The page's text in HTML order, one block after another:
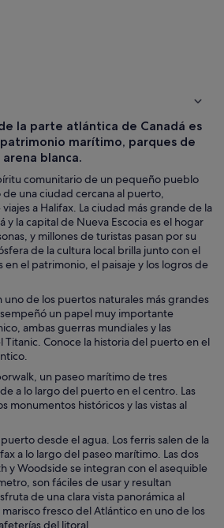
la parte atlántica de Canadá es
marítimo, parques de
blanca.
comunitario de un pequeño pueblo
una ciudad cercana al puerto,
a Halifax. La ciudad más grande de la
y la capital de Nueva Escocia es el hogar
y millones de turistas pasan por su
de la cultura local brilla junto con el
el patrimonio, el paisaje y los logros de
uno de los puertos naturales más grandes
un papel muy importante
ambas guerras mundiales y las
Titanic. Conoce la historia del puerto en el
un paseo marítimo de tres
a lo largo del puerto en el centro. Las
monumentos históricos y las vistas al
desde el agua. Los ferris salen de la
a lo largo del paseo marítimo. Las dos
y Woodside se integran con el asequible
son fáciles de usar y resultan
de una clara vista panorámica al
fresco del Atlántico en uno de los
del litoral.